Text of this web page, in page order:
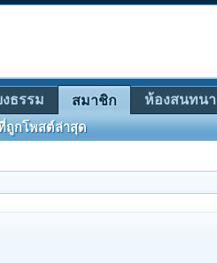
งธรรม สมาชิก
ถูกโพสต์ล่าสุด
ห้องสนทนา